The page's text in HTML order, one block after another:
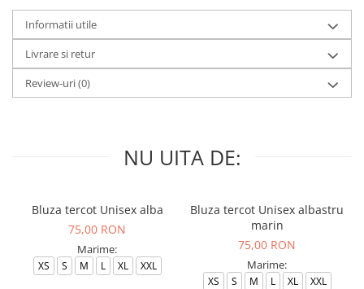
Informatii utile
Livrare si retur
Review-uri(0)
NU UITA DE:
Bluza tercot Unisex alba
75,00 RON
Marime:
XS S M L XL XXL
Bluza tercot Unisex albastru
marin
75,00 RON
Marime:
XS S M L XL XXL